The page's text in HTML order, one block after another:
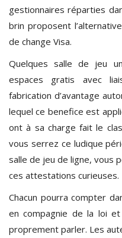
gestionnaires réparties
brin proposent
de change Visa.
Quelques salle de jeu
espaces gratis avec
fabrication d’avantage
lequel ce benefice est
ont à sa charge fait le
vous serrez ce ludique
salle de jeu de ligne, vous
ces attestations curieuses.
Chacun pourra compter
en compagnie de la loi
proprement parler. Les